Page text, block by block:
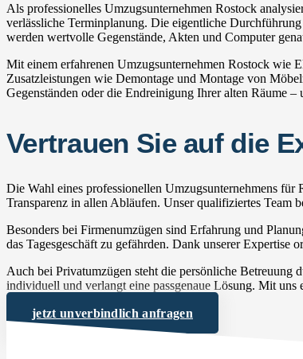
Als professionelles Umzugsunternehmen Rostock
verlässliche Terminplanung. Die eigentliche
werden wertvolle Gegenstände, Akten und Computer
Mit einem erfahrenen Umzugsunternehmen Rostock wie
Zusatzleistungen wie Demontage und Montage von
Gegenständen oder die Endreinigung Ihrer alten Räume
Vertrauen Sie auf die
Die Wahl eines professionellen Umzugsunternehmens
Transparenz in allen Abläufen. Unser qualifiziertes Team
Besonders bei Firmenumzügen sind Erfahrung und
das Tagesgeschäft zu gefährden. Dank unserer
Auch bei Privatumzügen steht die persönliche Betreuung
individuell und verlangt eine passgenaue Lösung. Mit
jetzt unverbindlich anfragen